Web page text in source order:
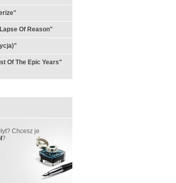
Of Reason"
Of The Epic Years"
Chcesz je
?